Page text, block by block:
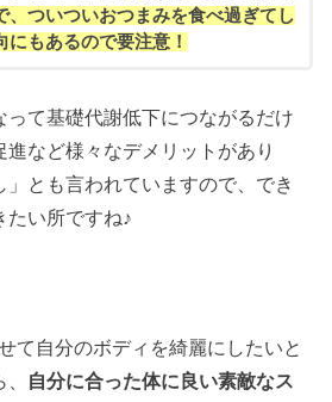
、ついついおつまみを食べ過ぎてし
にもあるので要注意！
って基礎代謝低下につながるだけ
など様々なデメリットがあり
」とも言われていますので、でき
たい所ですね♪
て自分のボディを綺麗にしたいと
自分に合った体に良い素敵なス